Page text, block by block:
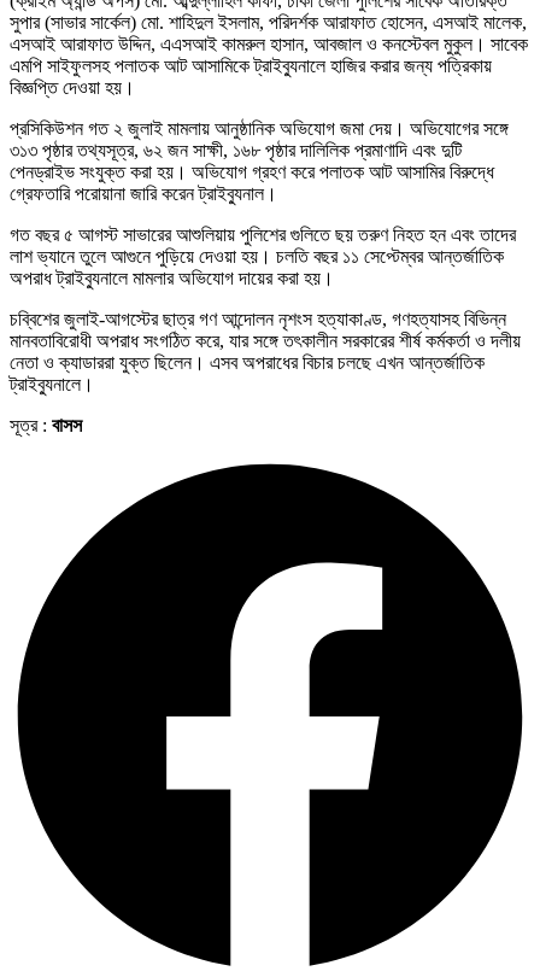
সুপার (সাভার সার্কেল) মো. শাহিদুল ইসলাম, পরিদর্শক আরাফাত হোসেন, এসআই মালেক,
এসআই আরাফাত উদ্দিন, এএসআই কামরুল হাসান, আবজাল ও কনস্টেবল মুকুল। সাবেক
এমপি সাইফুলসহ পলাতক আট আসামিকে ট্রাইব্যুনালে হাজির করার জন্য পত্রিকায়
বিজ্ঞপ্তি দেওয়া হয়।
প্রসিকিউশন গত ২ জুলাই মামলায় আনুষ্ঠানিক অভিযোগ জমা দেয়। অভিযোগের সঙ্গে
৩১৩ পৃষ্ঠার তথ্যসূত্র, ৬২ জন সাক্ষী, ১৬৮ পৃষ্ঠার দালিলিক প্রমাণাদি এবং দুটি
পেনড্রাইভ সংযুক্ত করা হয়। অভিযোগ গ্রহণ করে পলাতক আট আসামির বিরুদ্ধে
গ্রেফতারি পরোয়ানা জারি করেন ট্রাইব্যুনাল।
গত বছর ৫ আগস্ট সাভারের আশুলিয়ায় পুলিশের গুলিতে ছয় তরুণ নিহত হন এবং তাদের
লাশ ভ্যানে তুলে আগুনে পুড়িয়ে দেওয়া হয়। চলতি বছর ১১ সেপ্টেম্বর আন্তর্জাতিক
অপরাধ ট্রাইব্যুনালে মামলার অভিযোগ দায়ের করা হয়।
চব্বিশের জুলাই-আগস্টের ছাত্র গণ আন্দোলন নৃশংস হত্যাকাণ্ড, গণহত্যাসহ বিভিন্ন
মানবতাবিরোধী অপরাধ সংগঠিত করে, যার সঙ্গে তৎকালীন সরকারের শীর্ষ কর্মকর্তা ও দলীয়
নেতা ও ক্যাডাররা যুক্ত ছিলেন। এসব অপরাধের বিচার চলছে এখন আন্তর্জাতিক
ট্রাইব্যুনালে।
সূত্র : বাসস